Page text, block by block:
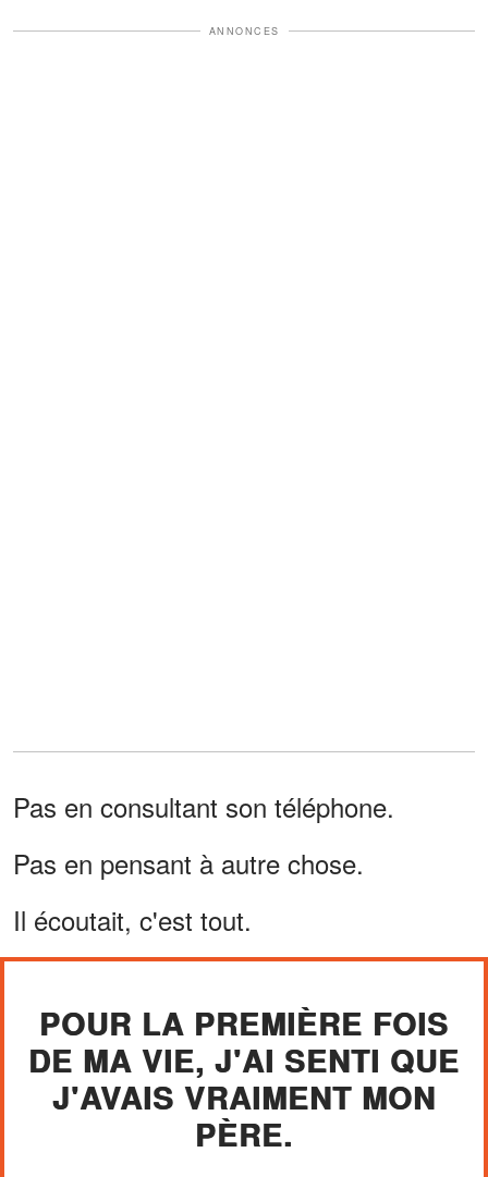
ANNONCES
Pas en consultant son téléphone.
Pas en pensant à autre chose.
Il écoutait, c'est tout.
POUR LA PREMIÈRE FOIS
DE MA VIE, J'AI SENTI QUE
J'AVAIS VRAIMENT MON
PÈRE.